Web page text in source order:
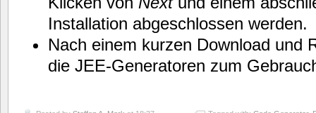
Installation abgeschlossen werden.
Nach einem kurzen Download und
die JEE-Generatoren zum